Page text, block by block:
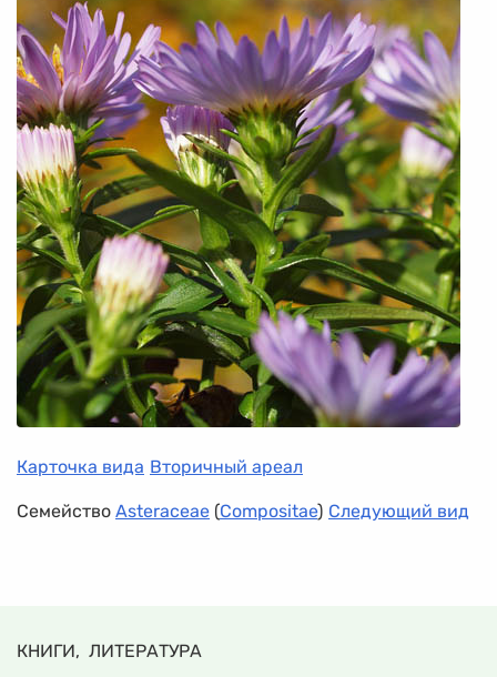
Карточка вида Вторичный ареал
Семейство Asteraceae (Compositae) Следующий вид
КНИГИ, ЛИТЕРАТУРА